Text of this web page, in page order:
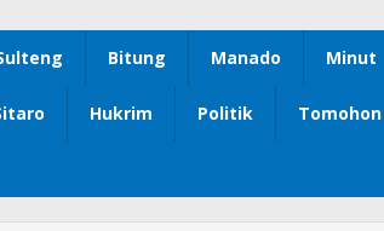
Bitung Manado Minut
Hukrim Politik Tomohon